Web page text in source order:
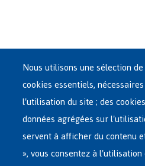
Siège central de
Rue des Chartreux
E-mail :
Vie privée,
Nous utilisons une sélection
cookies essentiels,
l'utilisation du site ; des
données agrégées sur
servent à afficher du contenu
», vous consentez à